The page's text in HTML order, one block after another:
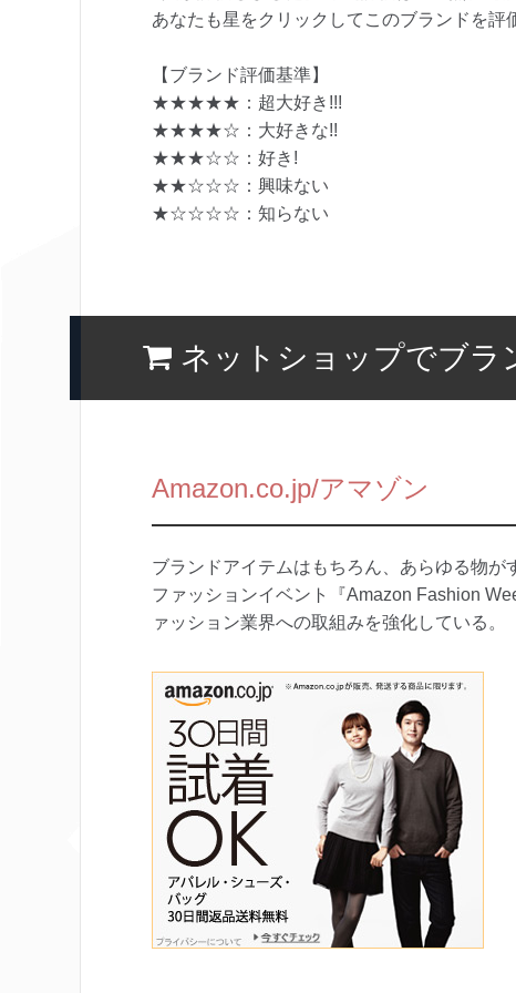
あなたも星をクリックしてこのブランドを評
【ブランド評価基準】
★★★★★：超大好き!!!
★★★★☆：大好きな!!
★★★☆☆：好き!
★★☆☆☆：興味ない
★☆☆☆☆：知らない
ネットショップでブラ
Amazon.co.jp/アマゾン
ブランドアイテムはもちろん、あらゆる物が
ファッションイベント『Amazon Fashion
ァッション業界への取組みを強化している。